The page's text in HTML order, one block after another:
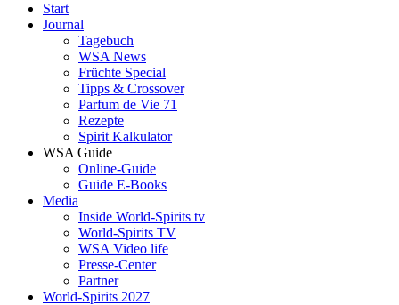
Start
Journal
Tagebuch
WSA News
Früchte Special
Tipps & Crossover
Parfum de Vie 71
Rezepte
Spirit Kalkulator
WSA Guide
Online-Guide
Guide E-Books
Media
Inside World-Spirits tv
World-Spirits TV
WSA Video life
Presse-Center
Partner
World-Spirits 2027